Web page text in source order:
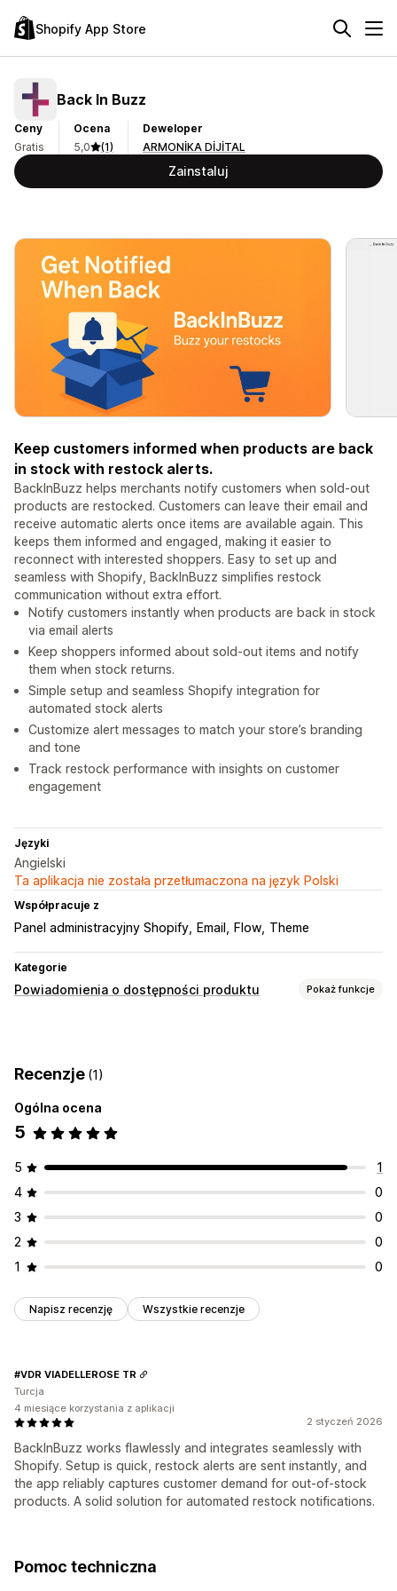
Shopify App Store
Back In Buzz
Ceny
Gratis
Ocena
5,0
(1)
Deweloper
ARMONİKA DİJİTAL
Zainstaluj
Keep customers informed when products are back
in stock with restock alerts.
BackInBuzz helps merchants notify customers when sold-out
products are restocked. Customers can leave their email and
receive automatic alerts once items are available again. This
keeps them informed and engaged, making it easier to
reconnect with interested shoppers. Easy to set up and
seamless with Shopify, BackInBuzz simplifies restock
communication without extra effort.
Notify customers instantly when products are back in stock
via email alerts
Keep shoppers informed about sold-out items and notify
them when stock returns.
Simple setup and seamless Shopify integration for
automated stock alerts
Customize alert messages to match your store’s branding
and tone
Track restock performance with insights on customer
engagement
Języki
Angielski
Ta aplikacja nie została przetłumaczona na język Polski
Współpracuje z
Panel administracyjny Shopify Email Flow Theme
Kategorie
Powiadomienia o dostępności produktu Pokaż funkcje
Dostosowanie
Przycisk powiadomienia
Recenzje (1)
Ogólna ocena
5
5
1
4
0
3
0
2
0
1
0
Napisz recenzję Wszystkie recenzje
2 styczeń 2026
BackInBuzz works flawlessly and integrates seamlessly with
Shopify. Setup is quick, restock alerts are sent instantly, and
the app reliably captures customer demand for out-of-stock
products. A solid solution for automated restock notifications.
#VDR VIADELLEROSE TR
Turcja
4 miesiące korzystania z aplikacji
Pomoc techniczna